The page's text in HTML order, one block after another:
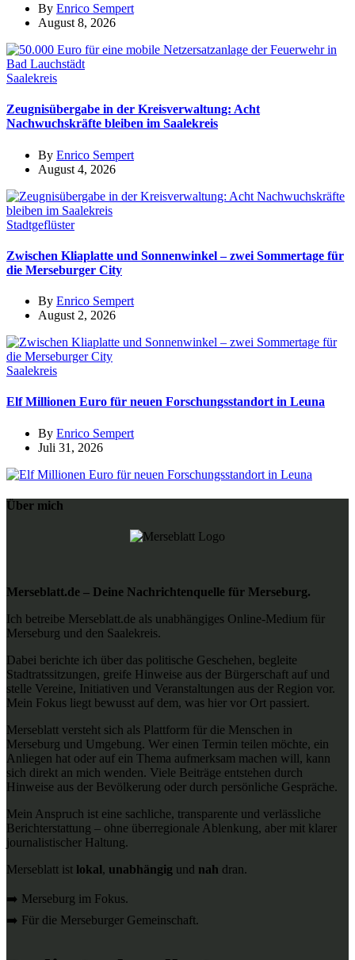
By Enrico Sempert
August 8, 2026
Saalekreis
Zeugnisübergabe in der Kreisverwaltung: Acht
Nachwuchskräfte bleiben im Saalekreis
By Enrico Sempert
August 4, 2026
Stadtgeflüster
Zwischen Kliaplatte und Sonnenwinkel – zwei Sommertage für
die Merseburger City
By Enrico Sempert
August 2, 2026
Saalekreis
Elf Millionen Euro für neuen Forschungsstandort in Leuna
By Enrico Sempert
Juli 31, 2026
Über mich
Merseblatt.de – Deine Nachrichtenquelle für Merseburg.
Ich betreibe Merseblatt.de als unabhängiges Online-Medium für
Merseburg und den Saalekreis.
Dabei berichte ich über das politische Geschehen, begleite
Stadtratssitzungen, greife Hinweise aus der Bürgerschaft auf und
stelle Vereine, Initiativen und Veranstaltungen aus der Region vor.
Mein Fokus liegt bewusst auf dem, was hier vor Ort passiert.
Merseblatt versteht sich als Plattform für die Menschen in
Merseburg und Umgebung. Wer einen Termin teilen möchte, ein
Anliegen hat oder auf ein Thema aufmerksam machen will, kann
sich direkt an mich wenden. Viele Beiträge entstehen durch
Hinweise aus der Bevölkerung oder durch persönliche Gespräche.
Mein Anspruch ist eine sachliche, transparente und verlässliche
Berichterstattung – ohne überregionale Ablenkung, aber mit klarer
journalistischer Haltung.
Merseblatt ist lokal, unabhängig und nah dran.
➡️ Merseburg im Fokus.
➡️ Für die Merseburger Gemeinschaft.